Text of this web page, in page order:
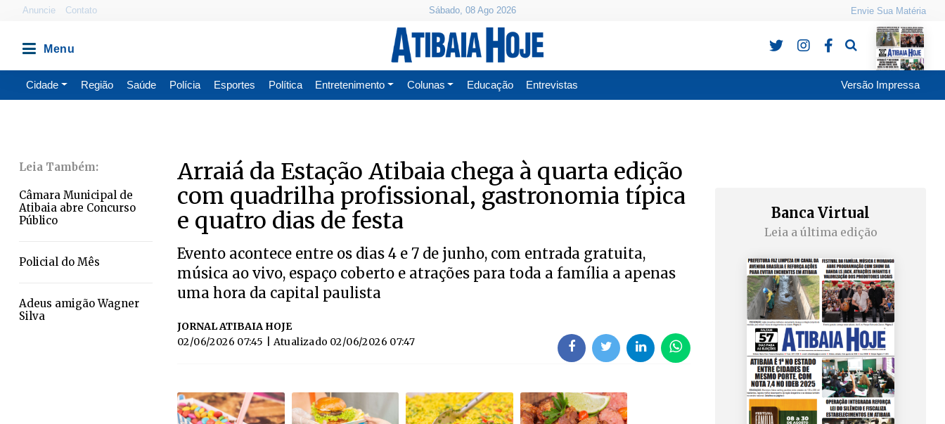
Anuncie Contato Sábado, 08 Ago 2026 Envie Sua Matéria
Pesquisa
Cidade Região Saúde Polícia Esportes Política Entretenimento Colunas Educação Entrevistas Versão Impressa
Câmara Municipal de
Atibaia abre Concurso
Público
Policial do Mês
Adeus amigão Wagner
Silva
Arraiá da Estação Atibaia chega à quarta edição
com quadrilha profissional, gastronomia típica
e quatro dias de festa
Evento acontece entre os dias 4 e 7 de junho, com entrada gratuita,
música ao vivo, espaço coberto e atrações para toda a família a apenas
uma hora da capital paulista
JORNAL ATIBAIA HOJE
02/06/2026 07:45
| Atualizado 02/06/2026 07:47
Banca Virtual
Leia a última edição